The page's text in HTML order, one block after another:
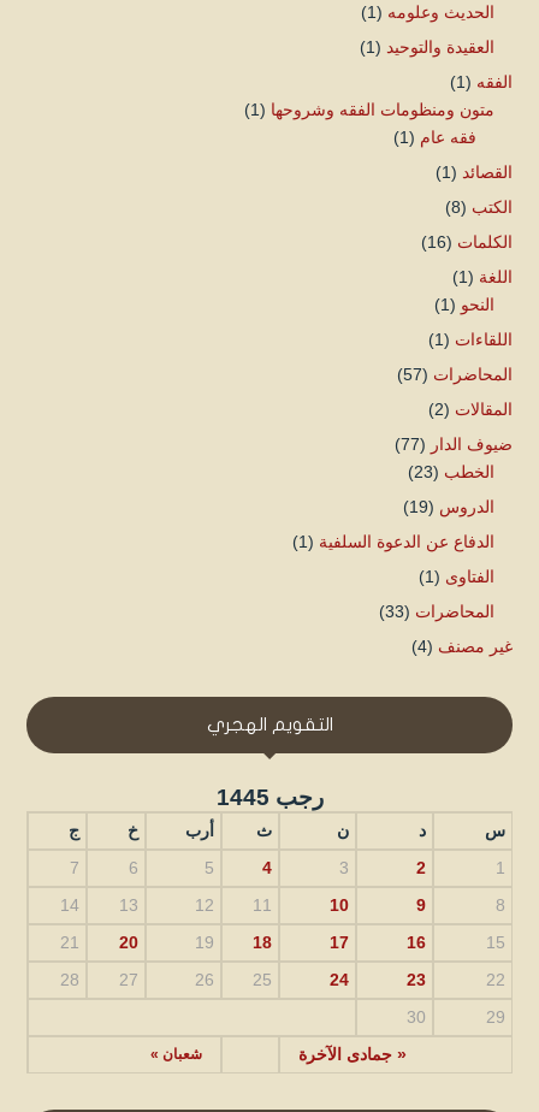
الحديث وعلومه (1)
العقيدة والتوحيد (1)
الفقه (1)
متون ومنظومات الفقه وشروحها (1)
فقه عام (1)
القصائد (1)
الكتب (8)
الكلمات (16)
اللغة (1)
النحو (1)
اللقاءات (1)
المحاضرات (57)
المقالات (2)
ضيوف الدار (77)
الخطب (23)
الدروس (19)
الدفاع عن الدعوة السلفية (1)
الفتاوى (1)
المحاضرات (33)
غير مصنف (4)
التقويم الهجري
رجب 1445
س د ن ث أرب خ ج
« جمادى الآخرة شعبان »
1
2
3
4
5
6
7
8
9
10
11
12
13
14
15
16
17
18
19
20
21
22
23
24
25
26
27
28
29
30